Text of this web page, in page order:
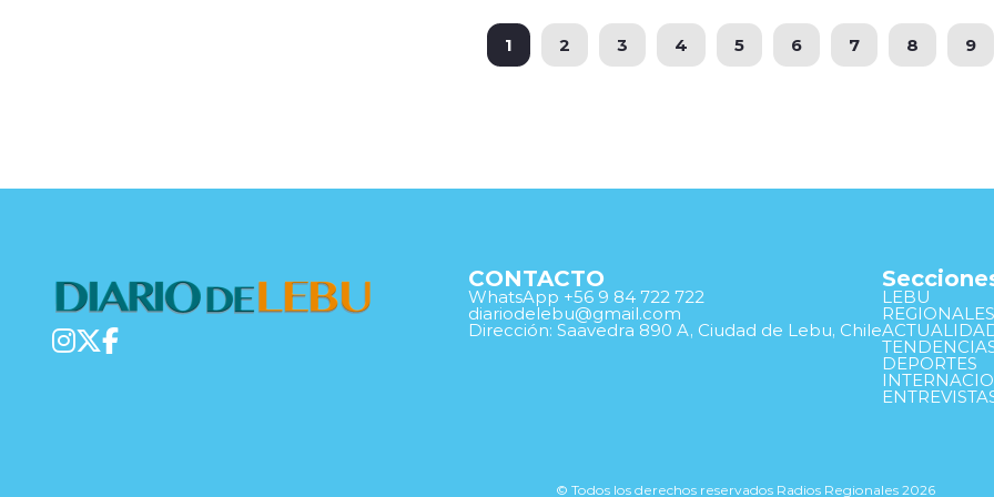
1 2 3 4 5 6 7 8 9
CONTACTO
WhatsApp +56 9 84 722 722
diariodelebu@gmail.com
Dirección: Saavedra 890 A, Ciudad de Lebu, Chile
LEBU
REGIONALES
DEPORTES
© Todos los derechos reservados Radios Regionales 2026